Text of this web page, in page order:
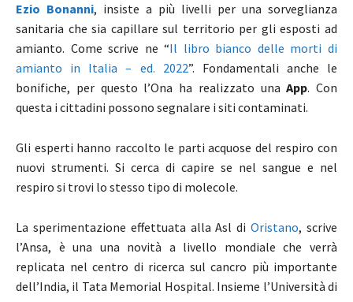
Ezio Bonanni, insiste a più livelli per una sorveglianza
sanitaria che sia capillare sul territorio per gli esposti ad
amianto. Come scrive ne “Il libro bianco delle morti di
amianto in Italia – ed. 2022”. Fondamentali anche le
bonifiche, per questo l’Ona ha realizzato unaApp. Con
questa i cittadini possono segnalare i siti contaminati.
Gli esperti hanno raccolto le parti acquose del respiro con
nuovi strumenti. Si cerca di capire se nel sangue e nel
respiro si trovi lo stesso tipo di molecole.
La sperimentazione effettuata alla Asl diOristano, scrive
l’Ansa, è una una novità a livello mondiale che verrà
replicata nel centro di ricerca sul cancro più importante
dell’India, il Tata Memorial Hospital. Insieme l’Università di